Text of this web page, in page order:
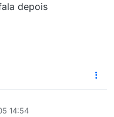
depois
14:54